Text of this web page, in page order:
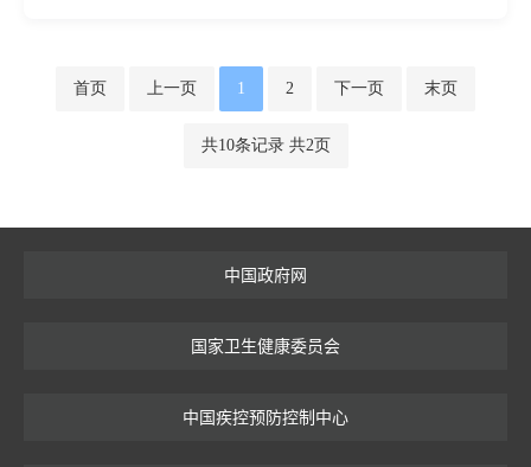
首页 上一页 1 2 下一页 末页
共10条记录 共2页
中国政府网
国家卫生健康委员会
中国疾控预防控制中心